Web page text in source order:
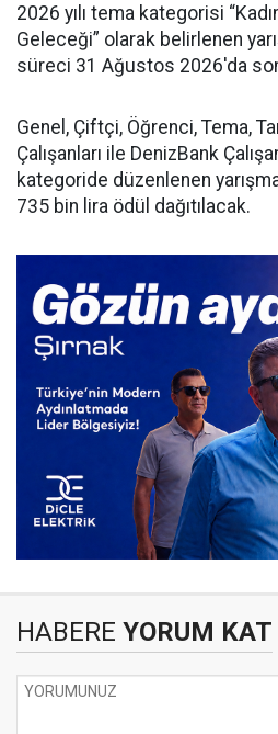
2026 yılı tema kategorisi
Geleceği” olarak belirlenen
süreci 31 Ağustos 2026'da
Genel, Çiftçi, Öğrenci, Tema,
Çalışanları ile DenizBank
kategoride düzenlenen
735 bin lira ödül dağıtılacak.
HABERE YORUM KAT